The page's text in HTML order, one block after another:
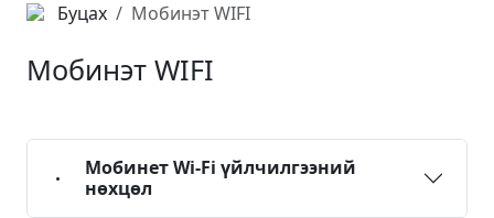
Буцах Мобинэт WIFI
Мобинэт WIFI
Мобинет Wi-Fi үйлчилгээний
нөхцөл